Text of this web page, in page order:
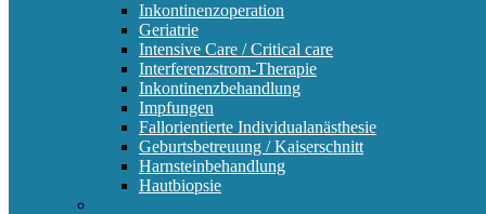
Inkontinenzoperation
Geriatrie
Intensive Care / Critical care
Interferenzstrom-Therapie
Inkontinenzbehandlung
Impfungen
Fallorientierte Individualanästhesie
Geburtsbetreuung / Kaiserschnitt
Harnsteinbehandlung
Hautbiopsie